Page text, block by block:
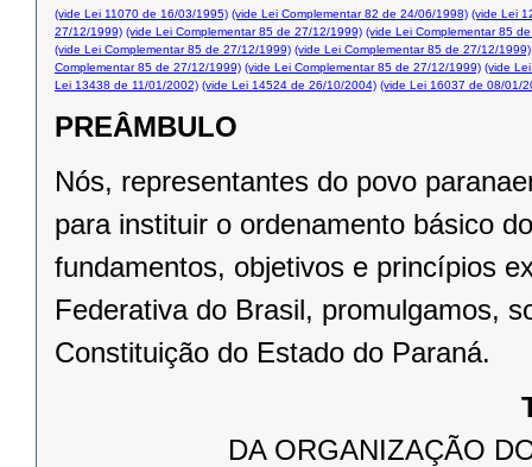
(vide Lei 11070 de 16/03/1995) (vide Lei Complementar 82 de 24/06/1998) (vide Lei
27/12/1999) (vide Lei Complementar 85 de 27/12/1999) (vide Lei Complementar 85
(vide Lei Complementar 85 de 27/12/1999) (vide Lei Complementar 85 de 27/12/1999)
Complementar 85 de 27/12/1999) (vide Lei Complementar 85 de 27/12/1999) (vide
Lei 13438 de 11/01/2002) (vide Lei 14524 de 26/10/2004) (vide Lei 16037 de 08/01/
PREÂMBULO
Nós, representantes do povo
para instituir o ordenamento básico
fundamentos, objetivos e princípios
Federativa do Brasil, promulgamos,
Constituição do Estado do Paraná.
DA ORGANIZAÇÃO